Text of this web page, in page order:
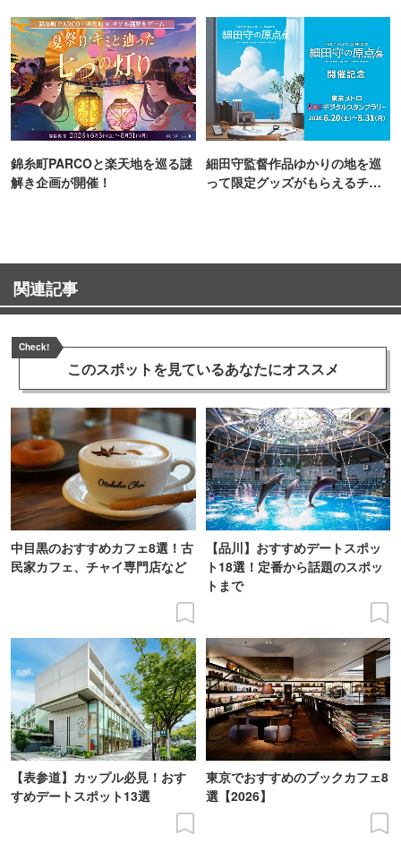
錦糸町PARCOと楽天地を巡る謎
解き企画が開催！
細田守監督作品ゆかりの地を巡
って限定グッズがもらえるチャ
関連記事
Check!
このスポットを見ているあなたにオススメ
中目黒のおすすめカフェ8選！古
民家カフェ、チャイ専門店など
【品川】おすすめデートスポッ
ト18選！定番から話題のスポッ
トまで
【表参道】カップル必見！おす
すめデートスポット13選
東京でおすすめのブックカフェ8
選【2026】